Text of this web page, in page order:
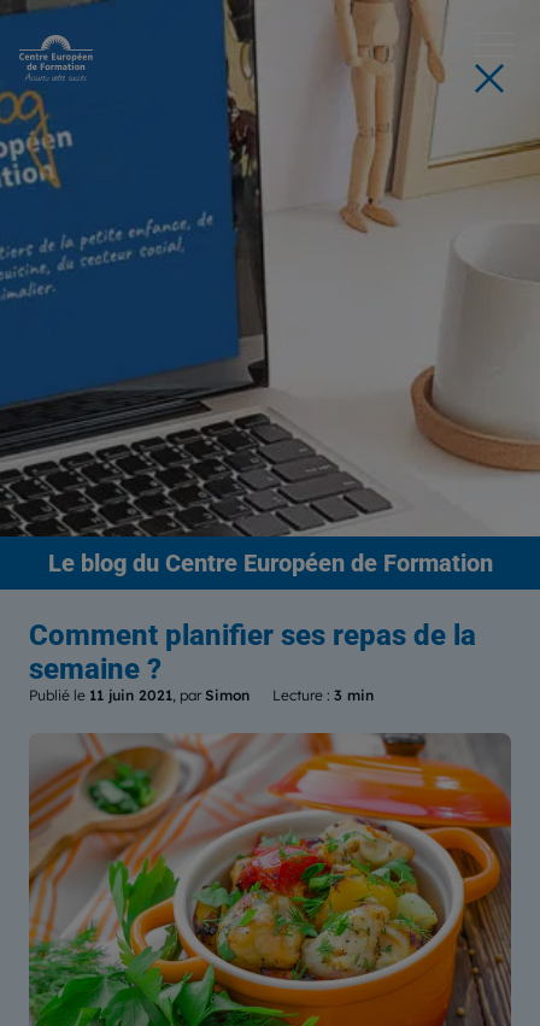
Le blogdu Centre Européen de Formation
Comment planifier ses repas de la
semaine ?
Publié le 11 juin 2021, par Simon Lecture : 3 min